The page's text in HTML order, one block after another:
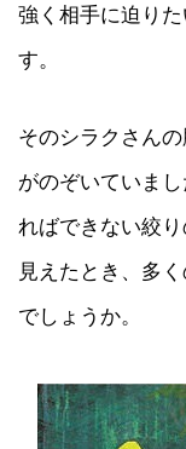
強く相手に迫り
す。
そのシラクさん
がのぞいていま
ればできない絞
見えたとき、多
でしょうか。